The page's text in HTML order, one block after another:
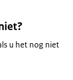
u het nog niet